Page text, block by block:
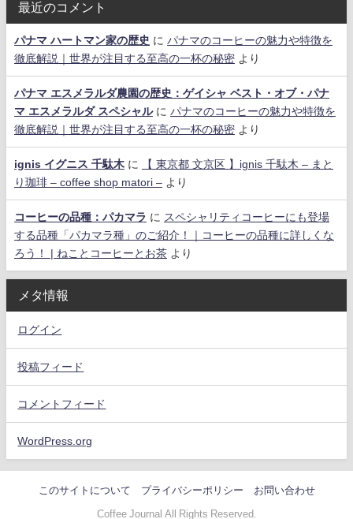
最近のコメント
パナマ ハートマン家の歴史 に パナマのコーヒーの魅力や特徴を
徹底解説｜世界が注目する至高の一杯の秘密 より
パナマ エスメラルダ農園の歴史：ゲイシャ ベスト・オブ・パナ
マ エスメラルダ スペシャルに パナマのコーヒーの魅力や特徴を
徹底解説｜世界が注目する至高の一杯の秘密 より
ignis イグニス 千駄木に
【 東京都 文京区 】ignis 千駄木 – まと
り珈琲 – coffee shop matori – より
コーヒーの品種：パカマラ に スペシャリティコーヒーにも登場
する品種「パカマラ種」のご紹介！｜コーヒーの品種に詳しくな
ろう！ | ねことコーヒーとお茶 より
メタ情報
ログイン
投稿フィード
コメントフィード
WordPress.org
このサイトについて プライバシーポリシー お問い合わせ
Coffee Journal All Rights Reserved.